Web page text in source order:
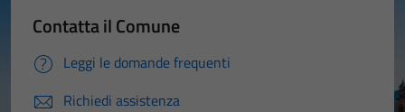
Contatta il Comune
Leggi le domande frequenti
Richiedi assistenza